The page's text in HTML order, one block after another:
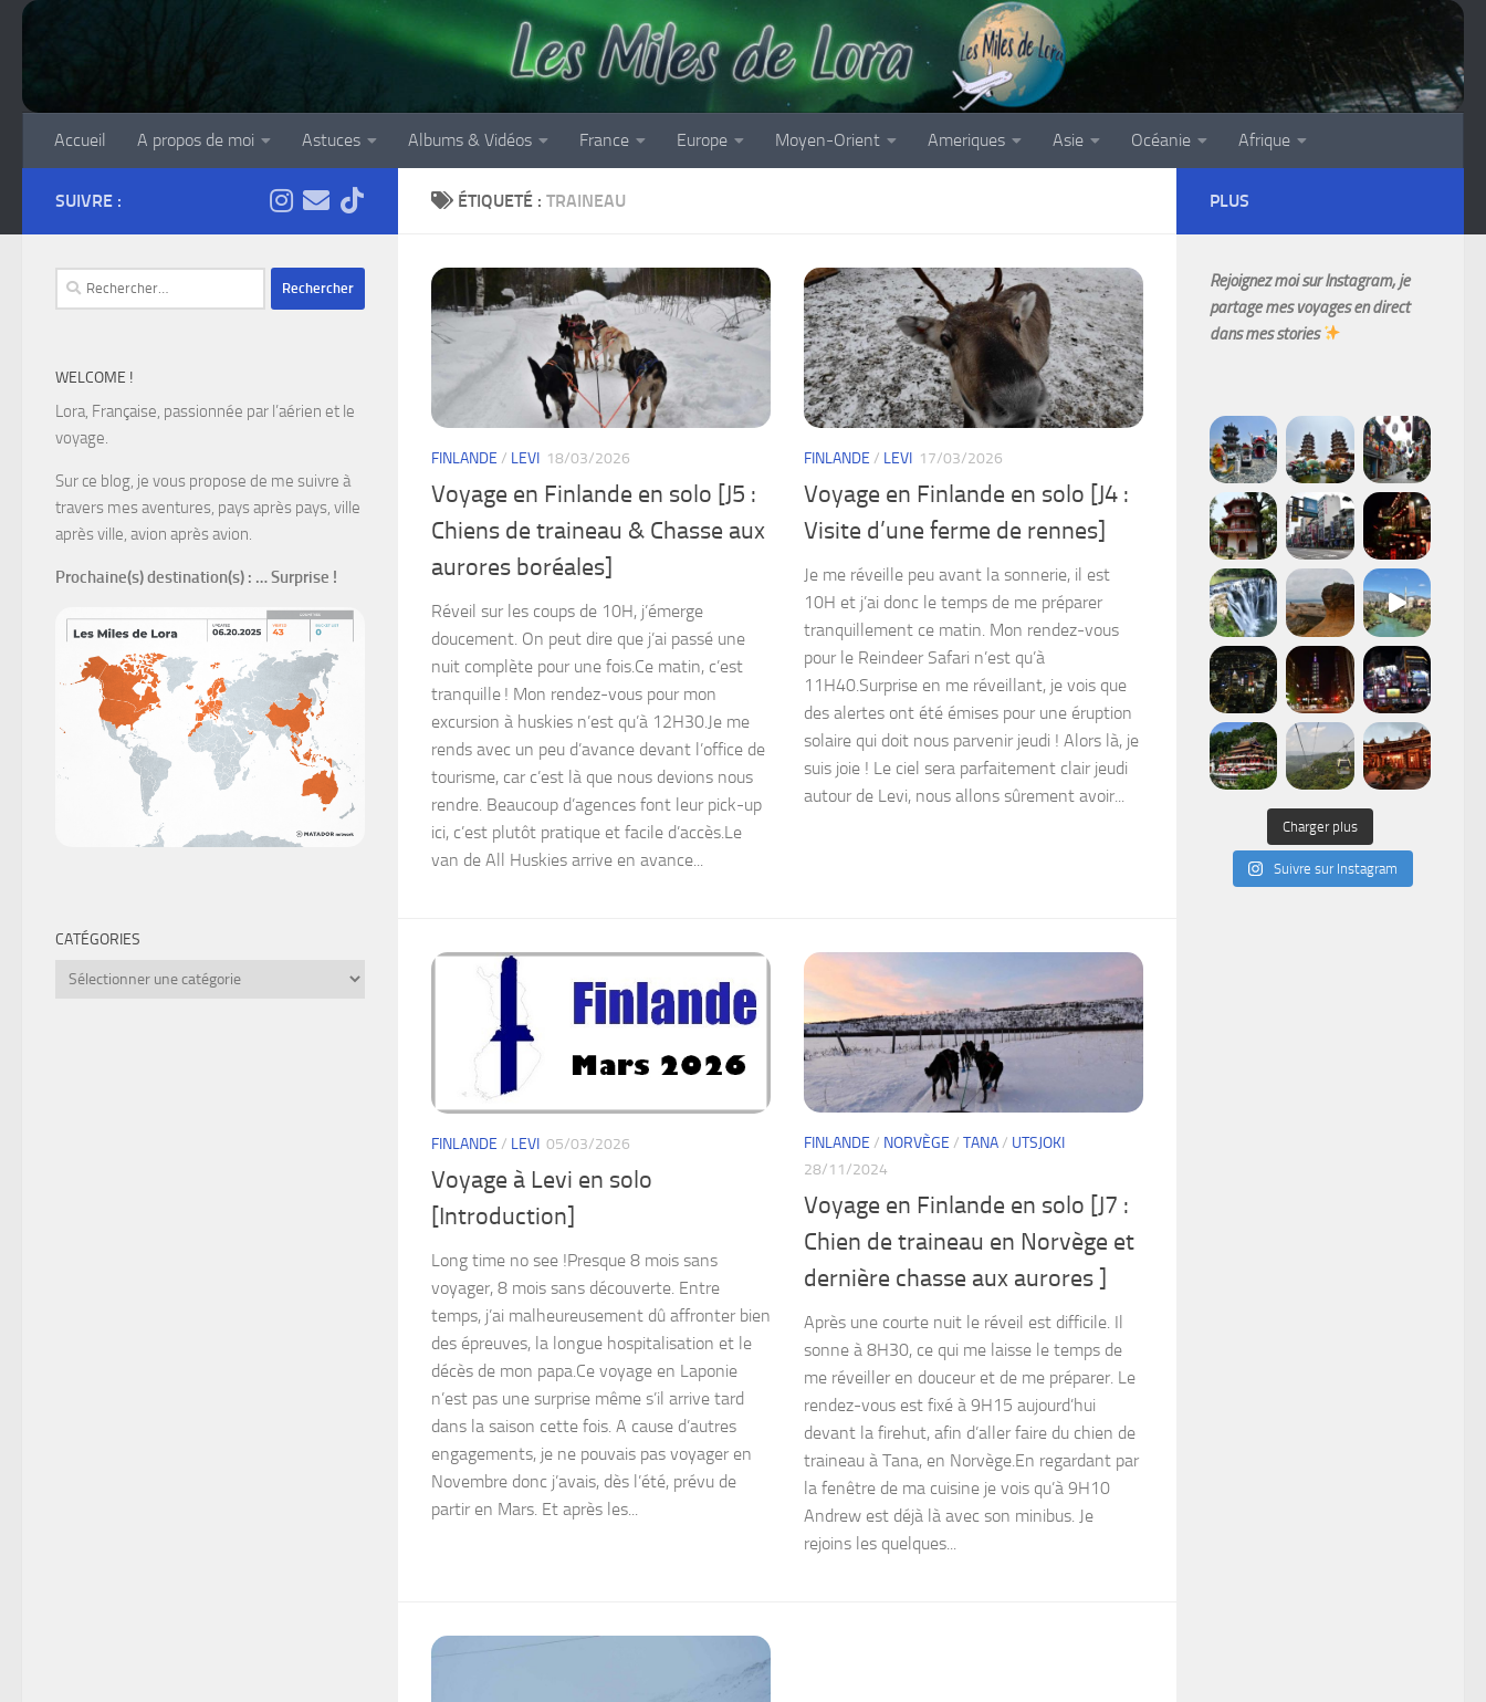
Accueil A propos de moi Astuces Albums & Vidéos France Europe Moyen-Orient Ameriques Asie Océanie Afrique
ÉTIQUETÉ : TRAINEAU
FINLANDE / LEVI 18/03/2026
Voyage en Finlande en solo [J5 :
Chiens de traineau & Chasse aux
aurores boréales]
Réveil sur les coups de 10H, j’émerge
doucement. On peut dire que j’ai passé une
nuit complète pour une fois.Ce matin, c’est
tranquille ! Mon rendez-vous pour mon
excursion à huskies n’est qu’à 12H30.Je me
rends avec un peu d’avance devant l’office de
tourisme, car c’est là que nous devions nous
rendre. Beaucoup d’agences font leur pick-up
ici, c’est plutôt pratique et facile d’accès.Le
van de All Huskies arrive en avance...
FINLANDE / LEVI 17/03/2026
Voyage en Finlande en solo [J4 :
Visite d’une ferme de rennes]
Je me réveille peu avant la sonnerie, il est
10H et j’ai donc le temps de me préparer
tranquillement ce matin. Mon rendez-vous
pour le Reindeer Safari n’est qu’à
11H40.Surprise en me réveillant, je vois que
des alertes ont été émises pour une éruption
solaire qui doit nous parvenir jeudi ! Alors là, je
suis joie ! Le ciel sera parfaitement clair jeudi
autour de Levi, nous allons sûrement avoir...
FINLANDE / LEVI 05/03/2026
Voyage à Levi en solo
[Introduction]
Long time no see !Presque 8 mois sans
voyager, 8 mois sans découverte. Entre
temps, j’ai malheureusement dû affronter bien
des épreuves, la longue hospitalisation et le
décès de mon papa.Ce voyage en Laponie
n’est pas une surprise même s’il arrive tard
dans la saison cette fois. A cause d’autres
engagements, je ne pouvais pas voyager en
Novembre donc j’avais, dès l’été, prévu de
partir en Mars. Et après les...
FINLANDE / NORVÈGE / TANA/ UTSJOKI
28/11/2024
Voyage en Finlande en solo [J7 :
Chien de traineau en Norvège et
dernière chasse aux aurores ]
Après une courte nuit le réveil est difficile. Il
sonne à 8H30, ce qui me laisse le temps de
me réveiller en douceur et de me préparer. Le
rendez-vous est fixé à 9H15 aujourd’hui
devant la firehut, afin d’aller faire du chien de
traineau à Tana, en Norvège.En regardant par
la fenêtre de ma cuisine je vois qu’à 9H10
Andrew est déjà là avec son minibus. Je
rejoins les quelques...
SUIVRE :
Rechercher :
WELCOME !
Lora, Française, passionnée par l’aérien et le
voyage.
Sur ce blog, je vous propose de me suivre à
travers mes aventures, pays après pays, ville
après ville, avion après avion.
Prochaine(s) destination(s) : … Surprise !
CATÉGORIES
Catégories
PLUS
Rejoignez moi sur Instagram, je
partage mes voyages en direct
dans mes stories
Charger plus
Suivre sur Instagram